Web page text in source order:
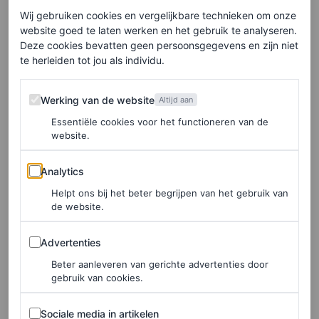
Met een iPhone in de hand en een Dior-tas onder haar
armen loopt Ratajkowski door de straten van New York.
Normaal gezien doet het model dit in haar
een laag uitgesneden jeans met een mini T-shirt. Deze
week gaat ze echter voor een compleet andere outfit –
een die waarschijnlijk het dichtst bij een kantoorlook à la
Ratajkowski komt. Geen saai mantelpak, maar een jurk
met spaghettibandjes en cut-out details.
Elke week onze beste artikelen in je inbox?
Schrijf je hier in voor de Vogue-nieuwsbrief.
De mini-jurk bevat bovendien een asymmetrisch bandje
Wij gebruiken cookies en vergelijkbare technieken om onze
website goed te laten werken en het gebruik te analyseren.
Deze cookies bevatten geen persoonsgegevens en zijn niet
te herleiden tot jou als individu.
Werking van de website
Werking van de website Altijd aan
Essentiële cookies voor het functioneren van de
website.
Analytics
Analytics
Helpt ons bij het beter begrijpen van het gebruik van
de website.
Advertenties
Advertenties
Beter aanleveren van gerichte advertenties door
gebruik van cookies.
Sociale media in artikelen
Sociale media in artikelen